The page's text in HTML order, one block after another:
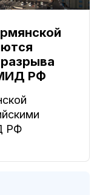
РФ
РФ